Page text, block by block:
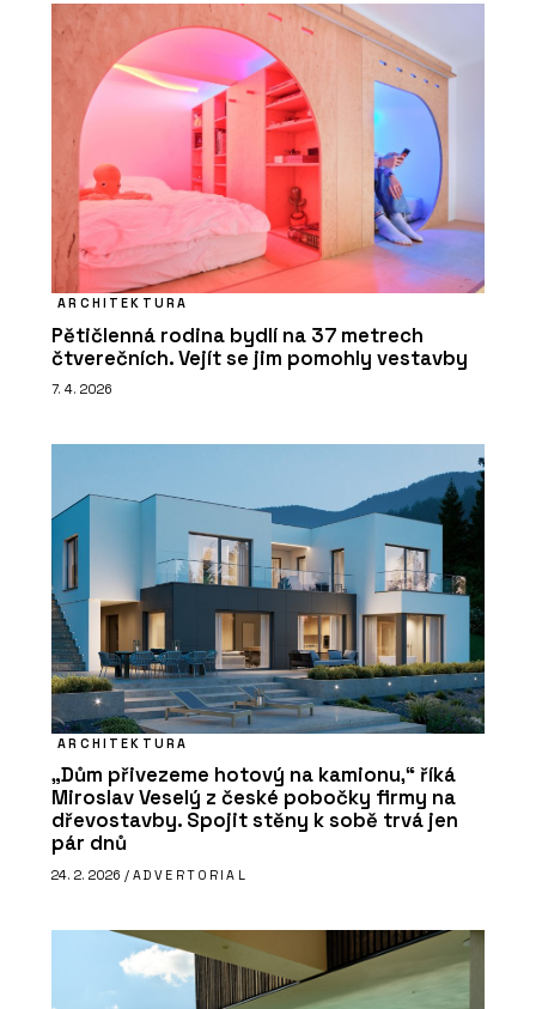
ARCHITEKTURA
Pětičlenná rodina bydlí na 37 metrech
čtverečních. Vejít se jim pomohly vestavby
7. 4. 2026
ARCHITEKTURA
„Dům přivezeme hotový na kamionu,“ říká
Miroslav Veselý z české pobočky firmy na
dřevostavby. Spojit stěny k sobě trvá jen
pár dnů
24. 2. 2026 / ADVERTORIAL